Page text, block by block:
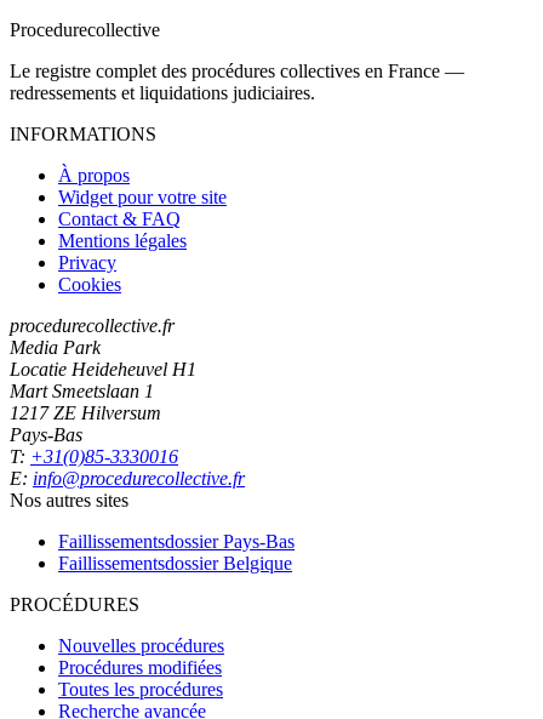
Procedurecollective
Le registre complet des procédures collectives en France —
redressements et liquidations judiciaires.
INFORMATIONS
À propos
Widget pour votre site
Contact & FAQ
Mentions légales
Privacy
Cookies
procedurecollective.fr
Media Park
Locatie Heideheuvel H1
Mart Smeetslaan 1
1217 ZE Hilversum
Pays-Bas
T: +31(0)85-3330016
E: info@procedurecollective.fr
Nos autres sites
Faillissementsdossier Pays-Bas
Faillissementsdossier Belgique
PROCÉDURES
Nouvelles procédures
Procédures modifiées
Toutes les procédures
Recherche avancée